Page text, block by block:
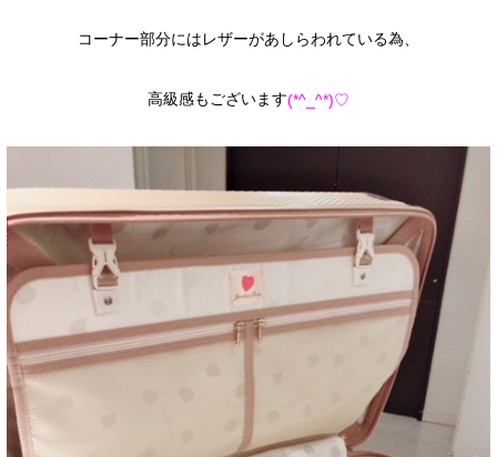
コーナー部分にはレザーがあしらわれている為、
高級感もございます(*^_^*)♡